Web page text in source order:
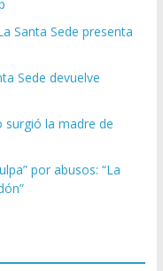
Santa Sede presenta
Sede devuelve
surgió la madre de
por abusos: “La